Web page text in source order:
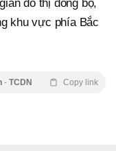
đô thị đồng bộ,
khu vực phía Bắc
- TCDN Copy link